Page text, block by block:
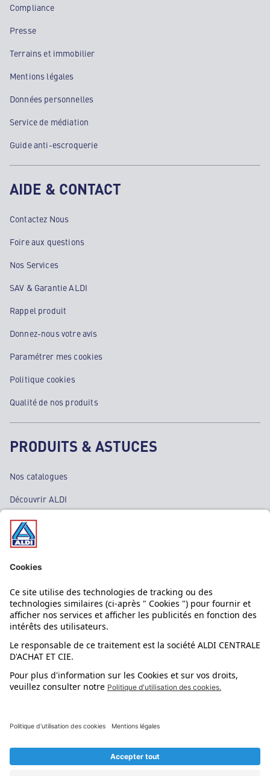
Compliance
Presse
Terrains et immobilier
Mentions légales
Données personnelles
Service de médiation
Guide anti-escroquerie
AIDE & CONTACT
Contactez Nous
Foire aux questions
Nos Services
SAV & Garantie ALDI
Rappel produit
Donnez-nous votre avis
Paramétrer mes cookies
Politique cookies
Qualité de nos produits
PRODUITS & ASTUCES
Nos catalogues
Découvrir ALDI
Nos bons plans
Nos rayons
Nos marques
Nos astuces
Évènements
L'application mobile